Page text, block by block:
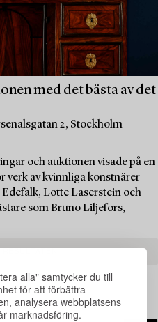
alla" samtycker du till
för att förbättra
analysera webbplatsens
marknadsföring.
med det bästa av det
2, Stockholm
och auktionen visade på en
verk av kvinnliga konstnärer
Lotte Laserstein och
som Bruno Liljefors,